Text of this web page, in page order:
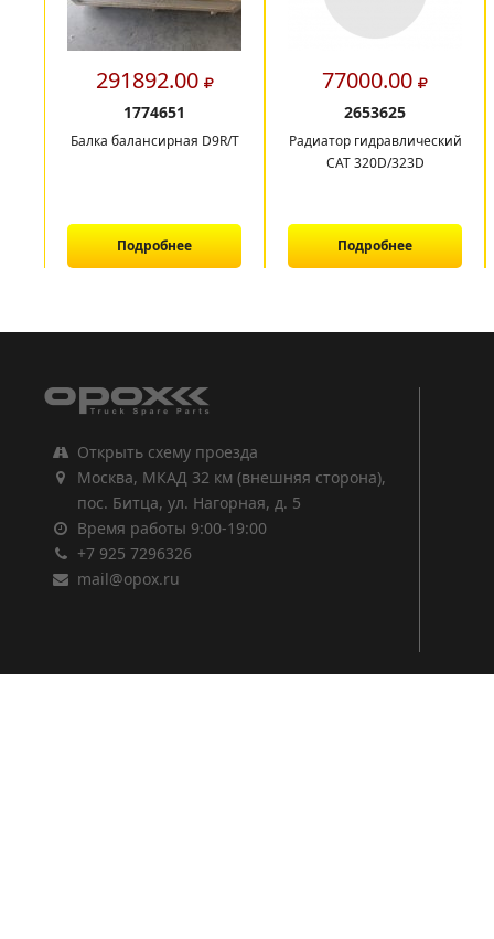
291892.00
1774651
Балка балансирная D9R/T
Подробнее
77000.00
2653625
Радиатор гидравлический
CAT 320D/323D
Подробнее
Открыть схему проезда
Москва, МКАД 32 км (внешняя сторона),
пос. Битца, ул. Нагорная, д. 5
Время работы 9:00-19:00
+7 925 7296326
mail@opox.ru